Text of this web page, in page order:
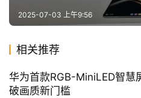
2025-07-03 上午9:56
相关推荐
华为首款RGB-MiniLED智
破画质新门槛